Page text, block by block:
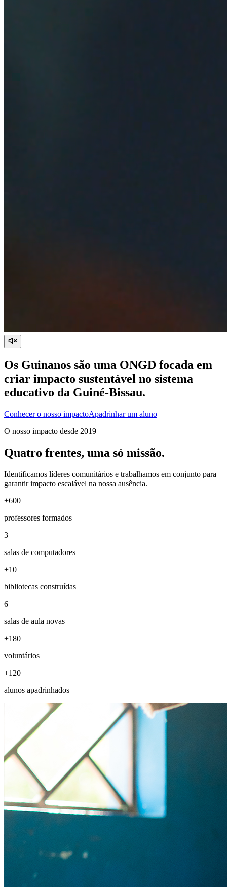
Os Guinanos são uma ONGD focada em
criar impacto sustentável no sistema
educativo da Guiné-Bissau.
Conhecer o nosso impactoApadrinhar um aluno
O nosso impacto desde 2019
Quatro frentes, uma só missão.
Identificamos líderes comunitários e trabalhamos em conjunto para
garantir impacto escalável na nossa ausência.
+600
professores formados
3
salas de computadores
+10
bibliotecas construídas
6
salas de aula novas
+180
voluntários
+120
alunos apadrinhados